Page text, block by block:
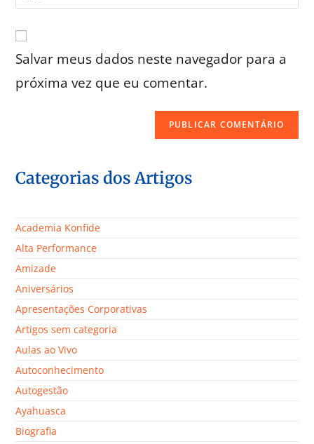
Salvar meus dados neste navegador para a
próxima vez que eu comentar.
Categorias dos Artigos
Academia Konfide
Alta Performance
Amizade
Aniversários
Apresentações Corporativas
Artigos sem categoria
Aulas ao Vivo
Autoconhecimento
Autogestão
Ayahuasca
Biografia